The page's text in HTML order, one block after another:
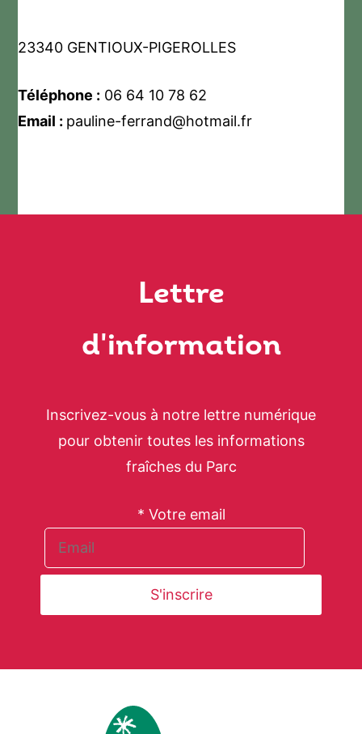
23340 GENTIOUX-PIGEROLLES
Téléphone : 06 64 10 78 62
Email : pauline-ferrand@hotmail.fr
Lettre
d'information
Inscrivez-vous à notre lettre numérique
pour obtenir toutes les informations
fraîches du Parc
* Votre email